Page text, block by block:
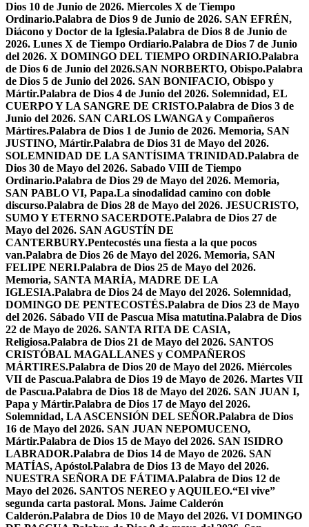
Dios 10 de Junio de 2026. Miercoles X de Tiempo
Ordinario.Palabra de Dios 9 de Junio de 2026. SAN EFRÉN,
Diácono y Doctor de la Iglesia.Palabra de Dios 8 de Junio de
2026. Lunes X de Tiempo Ordiario.Palabra de Dios 7 de Junio
del 2026. X DOMINGO DEL TIEMPO ORDINARIO.Palabra
de Dios 6 de Junio del 2026.SAN NORBERTO, Obispo.Palabra
de Dios 5 de Junio del 2026. SAN BONIFACIO, Obispo y
Mártir.Palabra de Dios 4 de Junio del 2026. Solemnidad, EL
CUERPO Y LA SANGRE DE CRISTO.Palabra de Dios 3 de
Junio del 2026. SAN CARLOS LWANGA y Compañeros
Mártires.Palabra de Dios 1 de Junio de 2026. Memoria, SAN
JUSTINO, Mártir.Palabra de Dios 31 de Mayo del 2026.
SOLEMNIDAD DE LA SANTÍSIMA TRINIDAD.Palabra de
Dios 30 de Mayo del 2026. Sabado VIII de Tiempo
Ordinario.Palabra de Dios 29 de Mayo del 2026. Memoria,
SAN PABLO VI, Papa.La sinodalidad camino con doble
discurso.Palabra de Dios 28 de Mayo del 2026. JESUCRISTO,
SUMO Y ETERNO SACERDOTE.Palabra de Dios 27 de
Mayo del 2026. SAN AGUSTÍN DE
CANTERBURY.Pentecostés una fiesta a la que pocos
van.Palabra de Dios 26 de Mayo del 2026. Memoria, SAN
FELIPE NERI.Palabra de Dios 25 de Mayo del 2026.
Memoria, SANTA MARÍA, MADRE DE LA
IGLESIA.Palabra de Dios 24 de Mayo del 2026. Solemnidad,
DOMINGO DE PENTECOSTÉS.Palabra de Dios 23 de Mayo
del 2026. Sábado VII de Pascua Misa matutina.Palabra de Dios
22 de Mayo de 2026. SANTA RITA DE CASIA,
Religiosa.Palabra de Dios 21 de Mayo del 2026. SANTOS
CRISTÓBAL MAGALLANES y COMPAÑEROS
MÁRTIRES.Palabra de Dios 20 de Mayo del 2026. Miércoles
VII de Pascua.Palabra de Dios 19 de Mayo de 2026. Martes VII
de Pascua.Palabra de Dios 18 de Mayo del 2026. SAN JUAN I,
Papa y Mártir.Palabra de Dios 17 de Mayo del 2026.
Solemnidad, LA ASCENSIÓN DEL SEÑOR.Palabra de Dios
16 de Mayo del 2026. SAN JUAN NEPOMUCENO,
Mártir.Palabra de Dios 15 de Mayo del 2026. SAN ISIDRO
LABRADOR.Palabra de Dios 14 de Mayo de 2026. SAN
MATÍAS, Apóstol.Palabra de Dios 13 de Mayo del 2026.
NUESTRA SEÑORA DE FÁTIMA.Palabra de Dios 12 de
Mayo del 2026. SANTOS NEREO y AQUILEO.“El vive”
segunda carta pastoral. Mons. Jaime Calderón
Calderón.Palabra de Dios 10 de Mayo del 2026. VI DOMINGO